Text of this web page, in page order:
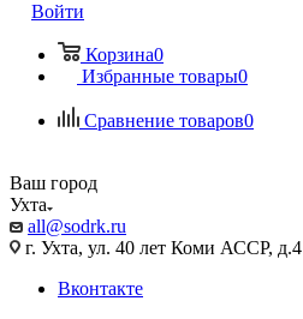
Войти
Корзина0
Избранные товары0
Сравнение товаров0
Ваш город
Ухта
all@sodrk.ru
г. Ухта, ул. 40 лет Коми АССР, д.4
Вконтакте